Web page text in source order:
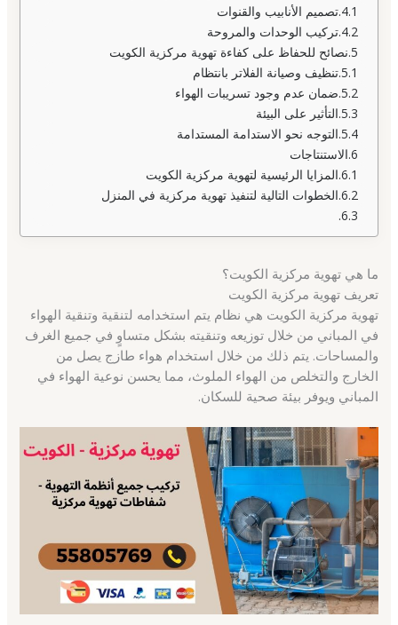
تصميم الأنابيب والقنوات
تركيب الوحدات والمروحة
نصائح للحفاظ على كفاءة تهوية مركزية الكويت
تنظيف وصيانة الفلاتر بانتظام
ضمان عدم وجود تسريبات الهواء
التأثير على البيئة
التوجه نحو الاستدامة المستدامة
الاستنتاجات
المزايا الرئيسية لتهوية مركزية الكويت
الخطوات التالية لتنفيذ تهوية مركزية في المنزل
ما هي تهوية مركزية الكويت؟
تعريف تهوية مركزية الكويت
تهوية مركزية الكويت هي نظام يتم استخدامه لتنقية وتنقية الهواء
في المباني من خلال توزيعه وتنقيته بشكل متساوٍ في جميع الغرف
والمساحات. يتم ذلك من خلال استخدام هواء طازج يصل من
الخارج والتخلص من الهواء الملوث، مما يحسن نوعية الهواء في
المباني ويوفر بيئة صحية للسكان.